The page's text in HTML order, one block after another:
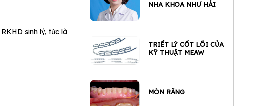
sinh lý, tức là
NHA KHOA NHƯ HẢI
TRIẾT LÝ CỐT LÕI CỦA
KỸ THUẬT MEAW
MÒN RĂNG